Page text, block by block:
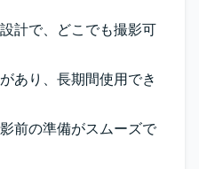
計で、どこでも撮影可
あり、長期間使用でき
前の準備がスムーズで